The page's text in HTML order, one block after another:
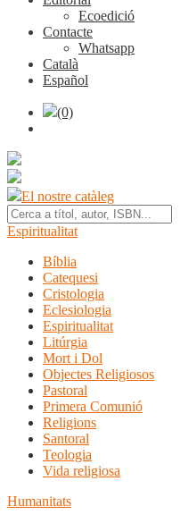
Ecoedició
Contacte
Whatsapp
Català
Español
(0)
El nostre catàleg
Espiritualitat
Bíblia
Catequesi
Cristologia
Eclesiologia
Espiritualitat
Litúrgia
Mort i Dol
Objectes Religiosos
Pastoral
Primera Comunió
Religions
Santoral
Teologia
Vida religiosa
Humanitats